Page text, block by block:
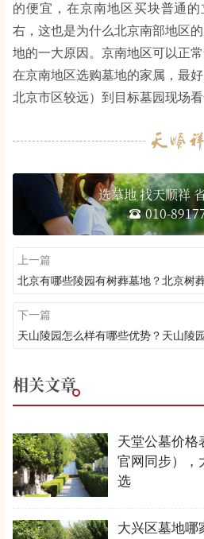
的便宜，在京南地区买块普通
右，这也是为什么北京南部地区
地的一大原因。京南地区可以正
在京南地区选购墓地的家属，最
北京市区较远）到目标墓园现场看
选墓地 找天顺祥
010-
上一篇
下一篇
天山陵园怎么样有哪些优势？天山陵
相关文章
天堂公墓价格
官网同步），
选
大兴区墓地哪